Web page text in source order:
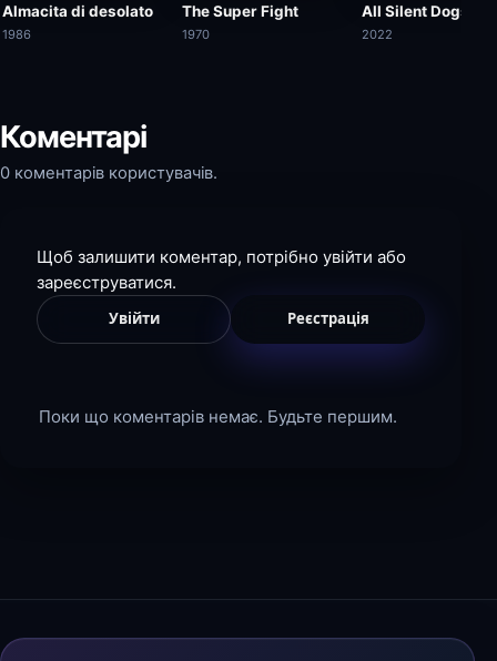
Almacita di desolato
1986
The Super Fight
1970
All Silent Dogs
2022
Коментарі
0 коментарів користувачів.
Щоб залишити коментар, потрібно увійти або
зареєструватися.
Увійти Реєстрація
Поки що коментарів немає. Будьте першим.